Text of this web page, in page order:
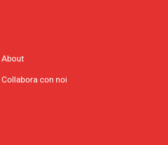
About
Collabora con noi